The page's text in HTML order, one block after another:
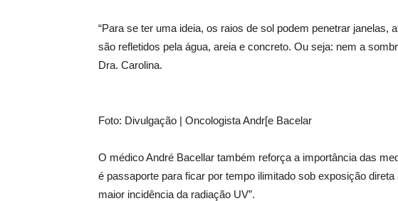
“Para se ter uma ideia, os raios de sol podem penetrar janelas,
são refletidos pela água, areia e concreto. Ou seja: nem a
Dra. Carolina.
Foto: Divulgação | Oncologista Andr[e Bacelar
O médico André Bacellar também reforça a importância das
é passaporte para ficar por tempo ilimitado sob exposição
maior incidência da radiação UV”.